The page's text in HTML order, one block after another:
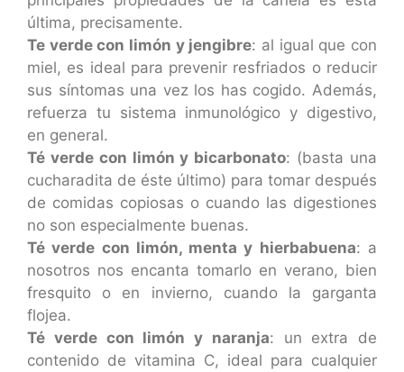
última, precisamente.
Te verde con limón y jengibre: al igual que con
miel, es ideal para prevenir resfriados o reducir
sus síntomas una vez los has cogido. Además,
refuerza tu sistema inmunológico y digestivo,
en general.
Té verde con limón y bicarbonato: (basta una
cucharadita de éste último) para tomar después
de comidas copiosas o cuando las digestiones
no son especialmente buenas.
Té verde con limón, menta y hierbabuena: a
nosotros nos encanta tomarlo en verano, bien
fresquito o en invierno, cuando la garganta
flojea.
Té verde con limón y naranja: un extra de
contenido de vitamina C, ideal para cualquier